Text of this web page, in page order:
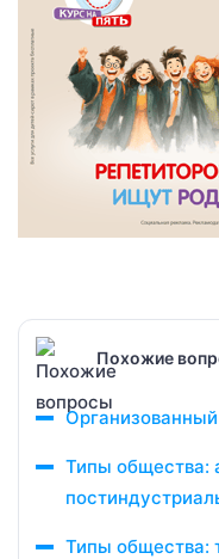
Похожие
Типы общества:
Типы общества: